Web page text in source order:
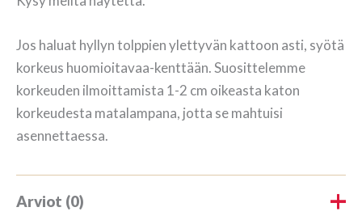
Jos haluat hyllyn tolppien ylettyvän kattoon asti, syötä
korkeus huomioitavaa-kenttään. Suosittelemme
korkeuden ilmoittamista 1-2 cm oikeasta katon
korkeudesta matalampana, jotta se mahtuisi
asennettaessa.
Arviot (0)